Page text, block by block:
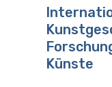
Künste